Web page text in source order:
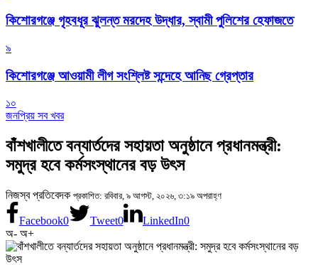
কিশোরগঞ্জে গৃহবধূর ঝুলন্ত মরদেহ উদ্ধার, স্বামী পুলিশের হেফাজতে
৯
কিশোরগঞ্জে আওয়ামী লীগ সংশ্লিষ্ট সন্দেহে আনিছ গ্রেপ্তার
১০
জনপ্রিয় সব খবর
বাঁশখালীতে বন্যার্তদের সহায়তা অনুষ্ঠানে প্রধানমন্ত্রী:
সমুদ্র হবে কর্মসংস্থানের বড় উৎস
নিজস্ব প্রতিবেদক প্রকাশিত: রবিবার, ৯ আগস্ট, ২০২৬, ৩:১৯ অপরাহ্ণ
Facebook0 Tweet0 LinkedIn0
অ- অ+